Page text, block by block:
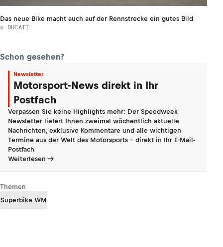
Das neue Bike macht auch auf der Rennstrecke ein gutes Bild
© DUCATI
Schon gesehen?
Newsletter
Motorsport-News direkt in Ihr
Postfach
Verpassen Sie keine Highlights mehr: Der Speedweek
Newsletter liefert Ihnen zweimal wöchentlich aktuelle
Nachrichten, exklusive Kommentare und alle wichtigen
Termine aus der Welt des Motorsports - direkt in Ihr E-Mail-
Postfach
Weiterlesen
Themen
Superbike WM